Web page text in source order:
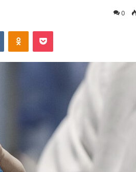
0
VKontakteOdnoklassniki
Pocket